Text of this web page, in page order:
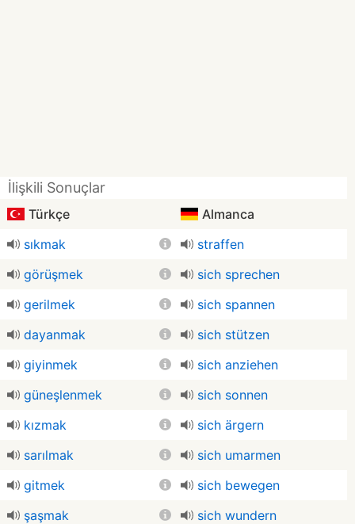
İlişkili Sonuçlar
Türkçe
Almanca
sıkmak
straffen
görüşmek
sich sprechen
gerilmek
sich spannen
dayanmak
sich stützen
giyinmek
sich anziehen
güneşlenmek
sich sonnen
kızmak
sich ärgern
sarılmak
sich umarmen
gitmek
sich bewegen
şaşmak
sich wundern